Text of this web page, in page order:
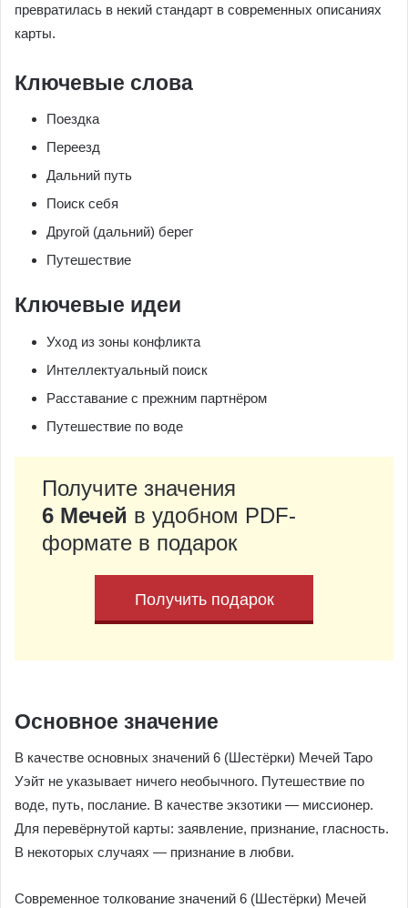
превратилась в некий стандарт в современных описаниях
карты.
Ключевые слова
Поездка
Переезд
Дальний путь
Поиск себя
Другой (дальний) берег
Путешествие
Ключевые идеи
Уход из зоны конфликта
Интеллектуальный поиск
Расставание с прежним партнёром
Путешествие по воде
Получите значения
6 Мечей в удобном PDF-
формате в подарок
Получить подарок
Основное значение
В качестве основных значений 6 (Шестёрки) Мечей Таро
Уэйт не указывает ничего необычного. Путешествие по
воде, путь, послание. В качестве экзотики — миссионер.
Для перевёрнутой карты: заявление, признание, гласность.
В некоторых случаях — признание в любви.
Современное толкование значений 6 (Шестёрки) Мечей